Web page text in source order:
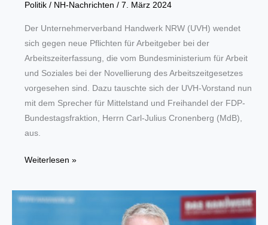
Politik/ NH-Nachrichten / 7. März 2024
Der Unternehmerverband Handwerk NRW (UVH) wendet
sich gegen neue Pflichten für Arbeitgeber bei der
Arbeitszeiterfassung, die vom Bundesministerium für Arbeit
und Soziales bei der Novellierung des Arbeitszeitgesetzes
vorgesehen sind. Dazu tauschte sich der UVH-Vorstand nun
mit dem Sprecher für Mittelstand und Freihandel der FDP-
Bundestagsfraktion, Herrn Carl-Julius Cronenberg (MdB),
aus.
UVH
geplante
Änderungen
Weiterlesen »